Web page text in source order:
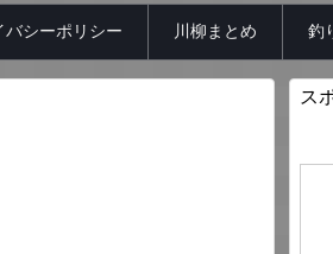
バシーポリシー 川柳まとめ 釣
ス